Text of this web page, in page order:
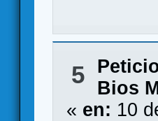
5
Bios
« en: 10